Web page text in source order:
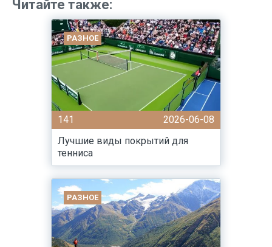
Читайте также:
РАЗНОЕ
141
2026-06-08
Лучшие виды покрытий для
тенниса
РАЗНОЕ